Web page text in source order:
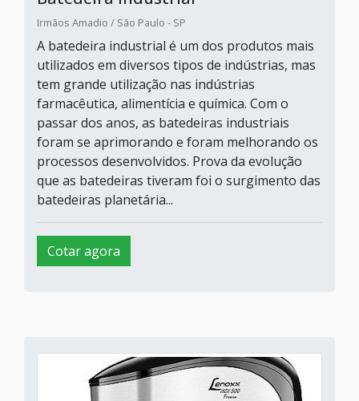
Irmãos Amadio / São Paulo - SP
A batedeira industrial é um dos produtos mais
utilizados em diversos tipos de indústrias, mas
tem grande utilização nas indústrias
farmacêutica, alimentícia e química. Com o
passar dos anos, as batedeiras industriais
foram se aprimorando e foram melhorando os
processos desenvolvidos. Prova da evolução
que as batedeiras tiveram foi o surgimento das
batedeiras planetária...
Cotar agora